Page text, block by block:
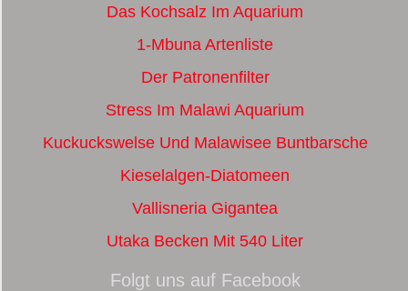
Das Kochsalz Im Aquarium
1-Mbuna Artenliste
Der Patronenfilter
Stress Im Malawi Aquarium
Kuckuckswelse Und Malawisee Buntbarsche
Kieselalgen-Diatomeen
Vallisneria Gigantea
Utaka Becken Mit 540 Liter
Folgt uns auf Facebook